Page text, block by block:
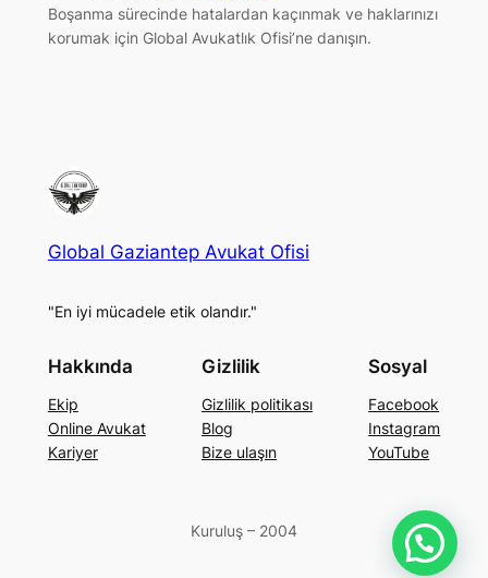
Boşanma sürecinde hatalardan kaçınmak ve haklarınızı
korumak için Global Avukatlık Ofisi’ne danışın.
Global Gaziantep Avukat Ofisi
"En iyi mücadele etik olandır."
Hakkında
Ekip
Online Avukat
Kariyer
Gizlilik
Gizlilik politikası
Blog
Bize ulaşın
Sosyal
Facebook
Instagram
YouTube
Kuruluş – 2004